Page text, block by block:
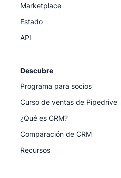
Marketplace
Estado
API
Descubre
Programa para socios
Curso de ventas de Pipedrive
¿Qué es CRM?
Comparación de CRM
Recursos